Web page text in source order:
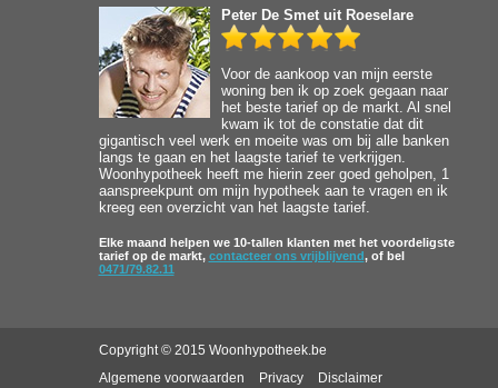
Peter De Smetuit Roeselare
Voor de aankoop van mijn eerste
woning ben ik op zoek gegaan naar
het beste tarief op de markt. Al snel
kwam ik tot de constatie dat dit
gigantisch veel werk en moeite was om bij alle banken
langs te gaan en het laagste tarief te verkrijgen.
Woonhypotheek heeft me hierin zeer goed geholpen, 1
aanspreekpunt om mijn hypotheek aan te vragen en ik
kreeg een overzicht van het laagste tarief.
Elke maand helpen we 10-tallen klanten met het voordeligste
tarief op de markt, contacteer ons vrijblijvend, of bel
0471/79.82.11
Copyright © 2015 Woonhypotheek.be
Algemene voorwaarden
Privacy
Disclaimer